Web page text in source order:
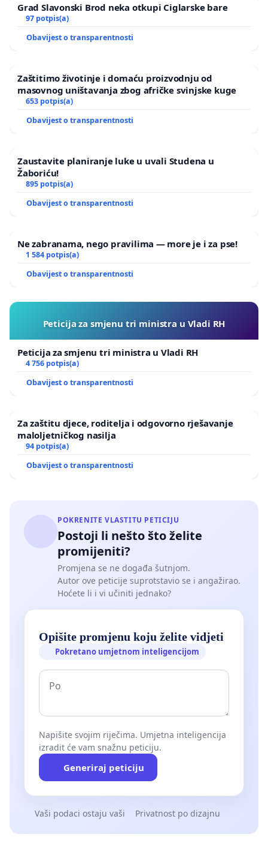
Grad Slavonski Brod neka otkupi Ciglarske bare
97 potpis(a)
Obavijest o transparentnosti
Zaštitimo životinje i domaću proizvodnju od
masovnog uništavanja zbog afričke svinjske kuge
653 potpis(a)
Obavijest o transparentnosti
Zaustavite planiranje luke u uvali Studena u
Žaboriću!
895 potpis(a)
Obavijest o transparentnosti
Ne zabranama, nego pravilima — more je i za pse!
1 584 potpis(a)
Obavijest o transparentnosti
Peticija za smjenu tri ministra u Vladi RH
Peticija za smjenu tri ministra u Vladi RH
4 756 potpis(a)
Obavijest o transparentnosti
Za zaštitu djece, roditelja i odgovorno rješavanje
maloljetničkog nasilja
94 potpis(a)
Obavijest o transparentnosti
POKRENITE VLASTITU PETICIJU
Postoji li nešto što želite
promijeniti?
Promjena se ne događa šutnjom.
Autor ove peticije suprotstavio se i angažirao.
Hoćete li i vi učiniti jednako?
Opišite promjenu koju želite vidjeti
Pokretano umjetnom inteligencijom
Napišite svojim riječima. Umjetna inteligencija
izradit će vam snažnu peticiju.
Generiraj peticiju
Vaši podaci ostaju vaši Privatnost po dizajnu